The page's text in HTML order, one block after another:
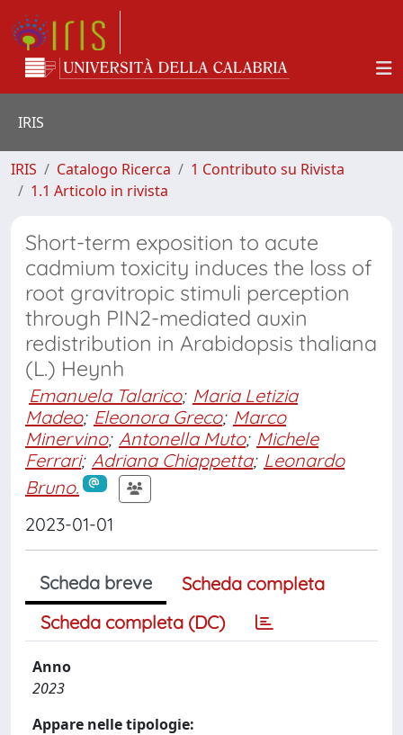
IRIS
IRIS Catalogo Ricerca
1 Contributo su Rivista
1.1 Articolo in rivista
Short-term exposition to acute
cadmium toxicity induces the loss of
root gravitropic stimuli perception
through PIN2-mediated auxin
redistribution in Arabidopsis thaliana
(L.) Heynh
Emanuela Talarico; Maria Letizia
Madeo; Eleonora Greco; Marco
Minervino; Antonella Muto; Michele
Ferrari; Adriana Chiappetta; Leonardo
Bruno.
2023-01-01
Scheda breve
Scheda completa
Scheda completa (DC)
Anno
2023
Appare nelle tipologie: